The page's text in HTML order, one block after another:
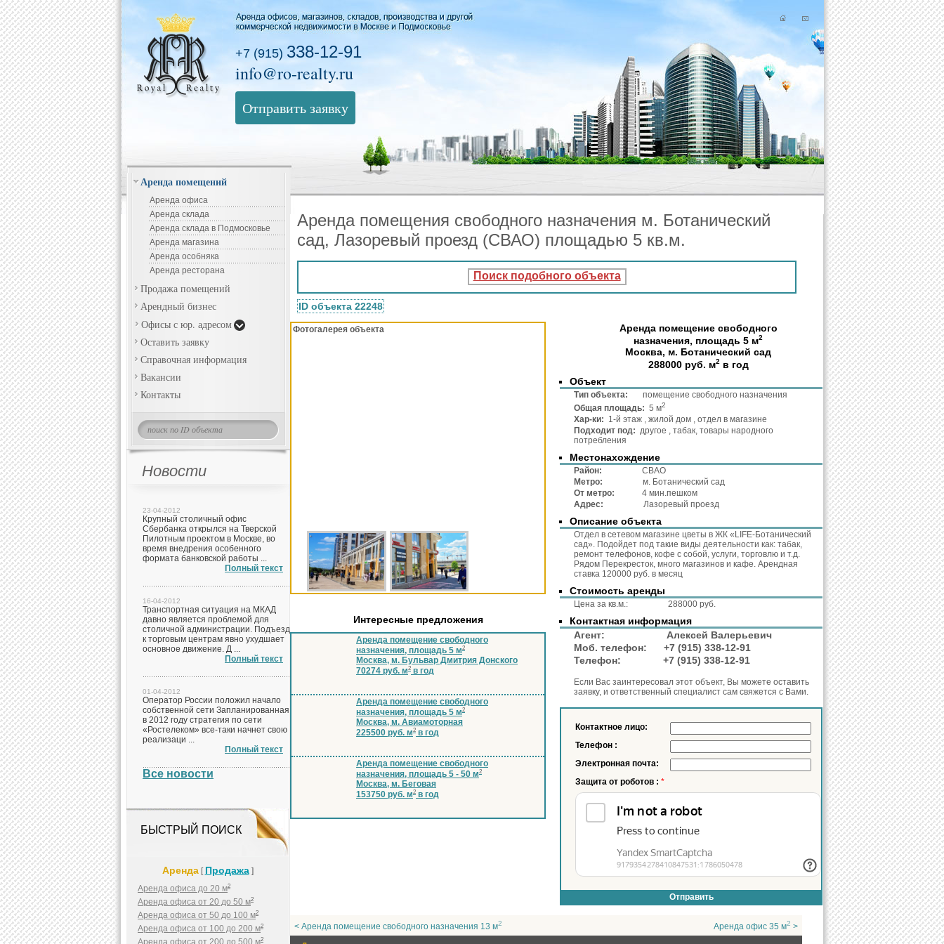
+7 (915) 338-12-91
info@ro-realty.ru
Отправить заявку
Аренда помещений
Аренда офиса
Аренда склада
Аренда склада в Подмосковье
Аренда магазина
Аренда особняка
Аренда ресторана
Продажа помещений
Арендный бизнес
Офисы с юр. адресом
Оставить заявку
Справочная информация
Вакансии
Контакты
Новости
23-04-2012
Крупный столичный офис
Сбербанка открылся на Тверской
Пилотным проектом в Москве, во
время внедрения особенного
формата банковской работы ...
Полный текст
16-04-2012
Транспортная ситуация на МКАД
давно является проблемой для
столичной администрации. Подъезд
к торговым центрам явно ухудшает
основное движение. Д ...
Полный текст
01-04-2012
Оператор России положил начало
собственной сети Запланированная
в 2012 году стратегия по сети
«Ростелеком» все-таки начнет свою
реализаци ...
Полный текст
Все новости
БЫСТРЫЙ ПОИСК
Аренда[ Продажа]
Аренда офиса до 20 м2
Аренда офиса от 20 до 50 м2
Аренда офиса от 50 до 100 м2
Аренда офиса от 100 до 200 м2
Аренда офиса от 200 до 500 м2
Аренда помещения свободного назначения м. Ботанический
сад, Лазоревый проезд (СВАО) площадью 5 кв.м.
Поиск подобного объекта
ID объекта 22248
Фотогалерея объекта
Интересные предложения
Аренда помещение свободного
назначения, площадь 5 м2
Москва, м. Бульвар Дмитрия Донского
70274 руб. м2 в год
Аренда помещение свободного
назначения, площадь 5 м2
Москва, м. Авиамоторная
225500 руб. м2 в год
Аренда помещение свободного
назначения, площадь 5 - 50 м2
Москва, м. Беговая
153750 руб. м2 в год
Аренда помещение свободного
назначения, площадь 5 м2
Москва, м. Ботанический сад
288000 руб. м2в год
Объект
Тип объекта:
помещение свободного назначения
Общая площадь: 5 м2
Хар-ки: 1-й этаж , жилой дом , отдел в магазине
Подходит под: другое , табак, товары народного
потребления
Местонахождение
Район:
СВАО
Метро:
м. Ботанический сад
От метро:
4 мин.пешком
Адрес:
Лазоревый проезд
Описание объекта
Отдел в сетевом магазине цветы в ЖК «LIFE-Ботанический
сад». Подойдет под такие виды деятельности как: табак,
ремонт телефонов, кофе с собой, услуги, торговлю и т.д.
Рядом Перекресток, много магазинов и кафе. Арендная
ставка 120000 руб. в месяц
Стоимость аренды
Цена за кв.м.: 288000 руб.
Контактная информация
Агент:
Алексей Валерьевич
Моб. телефон:
+7 (915) 338-12-91
Телефон:
+7 (915) 338-12-91
Если Вас заинтересовал этот объект, Вы можете оставить
заявку, и ответственный специалист сам свяжется с Вами.
Контактное лицо:
Телефон :
Электронная почта:
Защита от роботов : *
< Аренда помещение свободного назначения 13 м2 Аренда офис 35 м2 >